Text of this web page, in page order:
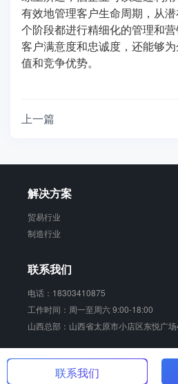
有效地管理客户生命周期，从
个阶段都进行精细化的管理和
客户满意度和忠诚度，还能够
值和竞争优势。
上一篇
解决方案
贸易行业
制造行业
联系我们
电话：18303410875
工作时间：周一至周六 9:00-18:00
山西总部：山西省太原市小店区东悦广
青动 版权所有
联系我们